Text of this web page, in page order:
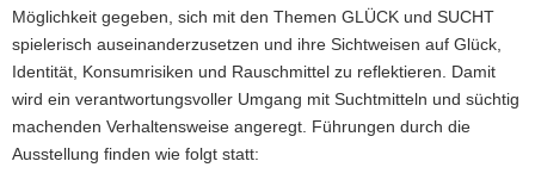
Möglichkeit gegeben, sich mit den Themen GLÜCK und SUCHT
spielerisch auseinanderzusetzen und ihre Sichtweisen auf Glück,
Identität, Konsumrisiken und Rauschmittel zu reflektieren. Damit
wird ein verantwortungsvoller Umgang mit Suchtmitteln und süchtig
machenden Verhaltensweise angeregt. Führungen durch die
Ausstellung finden wie folgt statt: